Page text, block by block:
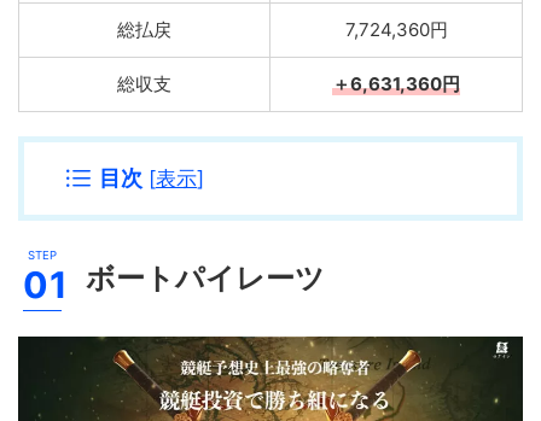
総払戻 7,724,360円
総収支 ＋6,631,360円
目次 [表示]
ボートパイレーツ